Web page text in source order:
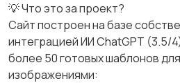
💡 Что это за проект?
Сайт построен на базе
интеграцией ИИ ChatGPT (3.5/
более 50 готовых шаблонов
изображениями: